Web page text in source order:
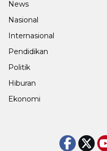
News
Nasional
Internasional
Pendidikan
Politik
Hiburan
Ekonomi